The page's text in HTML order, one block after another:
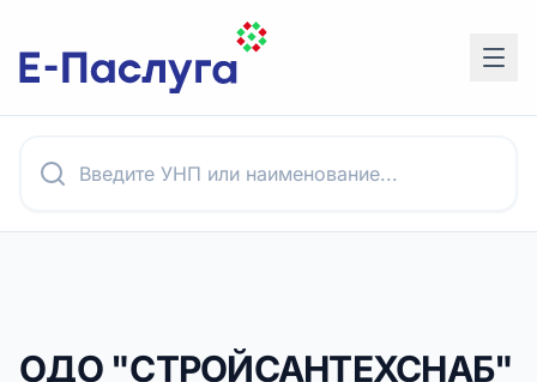
ОДО "СТРОЙСАНТЕХСНАБ"